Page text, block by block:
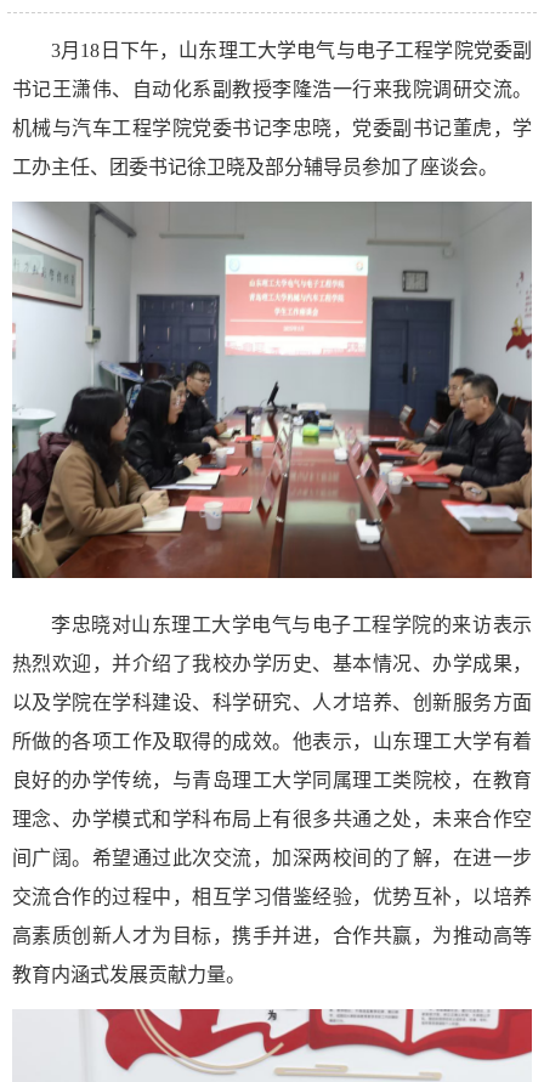
3月18日下午， 山东理工大学电气与电子工程学院党委副
书记王潇伟、 自动化系副教授李隆浩一行来我院调研交流。
机械与汽车工程学院党委书记李忠晓，党委副书记董虎，学
工办主任、团委书记徐卫晓及部分辅导员参加了座谈会。
李忠晓对山东理工大学电气与电子工程学院的来访表示
热烈欢迎，并介绍了我校办学历史、基本情况、办学成果，
以及学院在学科建设、科学研究、人才培养、创新服务方面
所做的各项工作及取得的成效。他表示，山东理工大学有着
良好的办学传统，与青岛理工大学同属理工类院校，在教育
理念、办学模式和学科布局上有很多共通之处，未来合作空
间广阔。希望通过此次交流，加深两校间的了解，在进一步
交流合作的过程中，相互学习借鉴经验，优势互补，以培养
高素质创新人才为目标，携手并进，合作共赢，为推动高等
教育内涵式发展贡献力量。